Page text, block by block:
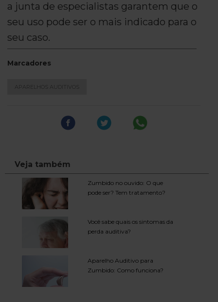
a junta de especialistas garantem que o
seu uso pode ser o mais indicado para o
seu caso.
Marcadores
APARELHOS AUDITIVOS
Zumbido no ouvido: O que
pode ser? Tem tratamento?
Você sabe quais os sintomas da
perda auditiva?
Aparelho Auditivo para
Zumbido: Como funciona?
Veja também